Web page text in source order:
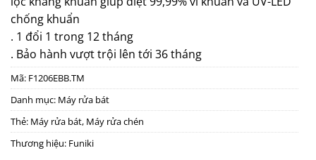
chống khuẩn
. 1 đổi 1 trong 12 tháng
. Bảo hành vượt trội lên tới 36 tháng
Mã: F1206EBB.TM
Danh mục: Máy rửa bát
Thẻ: Máy rửa bát, Máy rửa chén
Thương hiệu: Funiki